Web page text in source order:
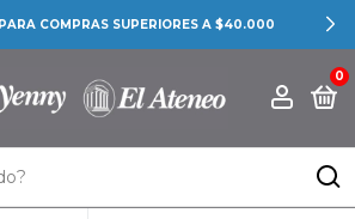
COMPRAS SUPERIORES A $40.000
0